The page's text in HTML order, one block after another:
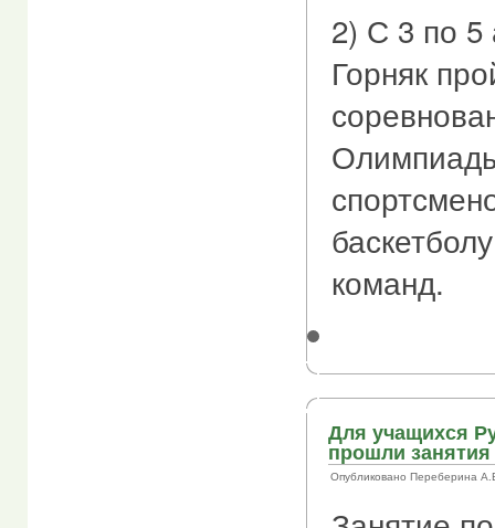
2) С 3 по 5
Горняк
команд.
Для учащихся
прошли
Опубликовано Переберина